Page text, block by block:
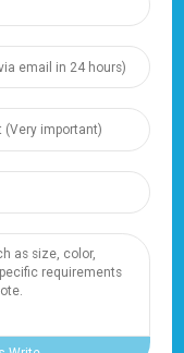
& Cable Co.,
201802,